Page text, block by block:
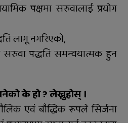
पक्षमा सरुवालाई प्रयोग
लागू नगरिएको,
सरुवा पद्धति समन्वयात्मक हुन
के हो ? लेख्नुहोस् ।
एवं बौद्धिक रूपले सिर्जना